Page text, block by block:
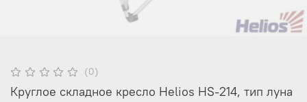
(0)
Круглое складное кресло Helios HS-214, тип луна